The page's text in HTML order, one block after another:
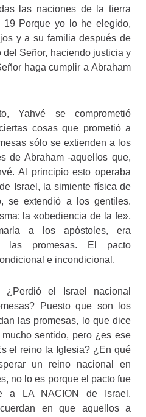
las naciones de la tierra
Porque yo lo he elegido,
y a su familia después de
Señor, haciendo justicia y
haga cumplir a Abraham
Yahvé se comprometió
cosas que prometió a
sólo se extienden a los
de Abraham -aquellos que,
Al principio esto operaba
Israel, la simiente física de
se extendió a los gentiles.
la «obediencia de la fe»,
a los apóstoles, era
las promesas. El pacto
e incondicional.
el Israel nacional
Puesto que son los
las promesas, lo que dice
sentido, pero ¿es ese
el reino la Iglesia? ¿En qué
un reino nacional en
no lo es porque el pacto fue
a LA NACION de Israel.
en que aquellos a